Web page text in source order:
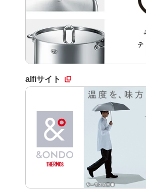
alfiサイト